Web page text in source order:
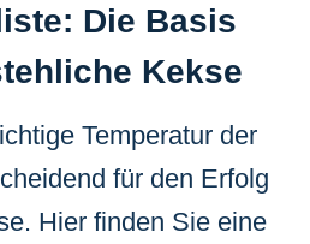
Die Basis
Kekse
Temperatur der
für den Erfolg
Hier finden Sie eine